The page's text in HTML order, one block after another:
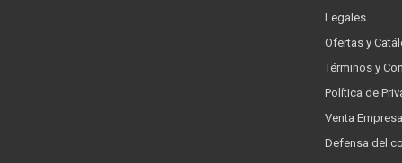
Legales
Ofertas y
Términos y
Política de
Venta Empresa
Defensa del